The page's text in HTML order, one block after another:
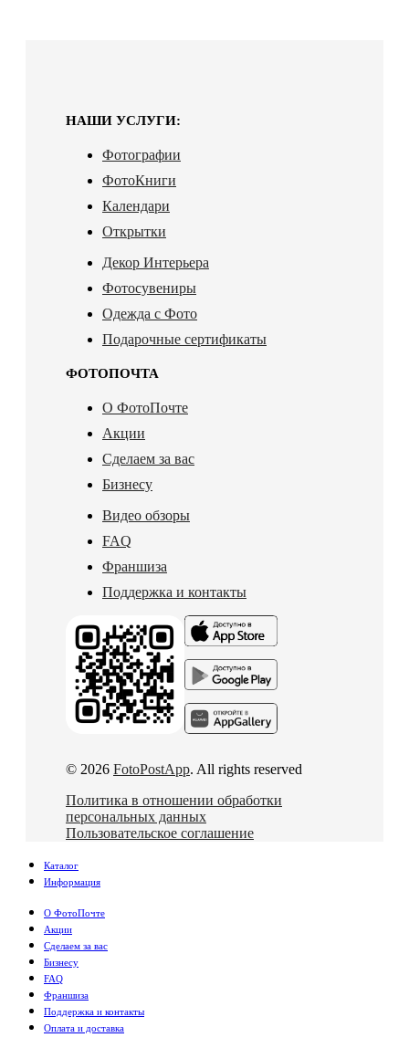
НАШИ УСЛУГИ:
Фотографии
ФотоКниги
Календари
Открытки
Декор Интерьера
Фотосувениры
Одежда с Фото
Подарочные сертификаты
ФОТОПОЧТА
О ФотоПочте
Акции
Сделаем за вас
Бизнесу
Видео обзоры
FAQ
Франшиза
Поддержка и контакты
© 2026 FotoPostApp. All rights reserved
Политика в отношении обработки
персональных данных
Пользовательское соглашение
Каталог
Информация
О ФотоПочте
Акции
Сделаем за вас
Бизнесу
FAQ
Франшиза
Поддержка и контакты
Оплата и доставка